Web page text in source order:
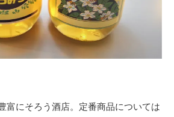
富にそろう酒店。定番商品については